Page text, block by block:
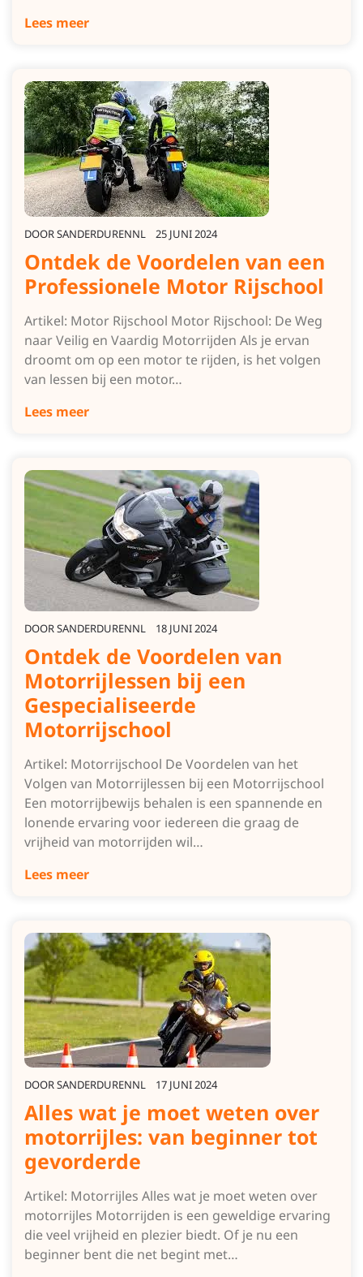
Lees meer
DOORSANDERDURENNL 25 JUNI 2024
Ontdek de Voordelen van een
Professionele Motor Rijschool
Artikel: Motor Rijschool Motor Rijschool: De Weg
naar Veilig en Vaardig Motorrijden Als je ervan
droomt om op een motor te rijden, is het volgen
van lessen bij een motor…
Lees meer
DOORSANDERDURENNL 18 JUNI 2024
Ontdek de Voordelen van
Motorrijlessen bij een
Gespecialiseerde
Motorrijschool
Artikel: Motorrijschool De Voordelen van het
Volgen van Motorrijlessen bij een Motorrijschool
Een motorrijbewijs behalen is een spannende en
lonende ervaring voor iedereen die graag de
vrijheid van motorrijden wil…
Lees meer
DOORSANDERDURENNL 17 JUNI 2024
Alles wat je moet weten over
motorrijles: van beginner tot
gevorderde
Artikel: Motorrijles Alles wat je moet weten over
motorrijles Motorrijden is een geweldige ervaring
die veel vrijheid en plezier biedt. Of je nu een
beginner bent die net begint met…